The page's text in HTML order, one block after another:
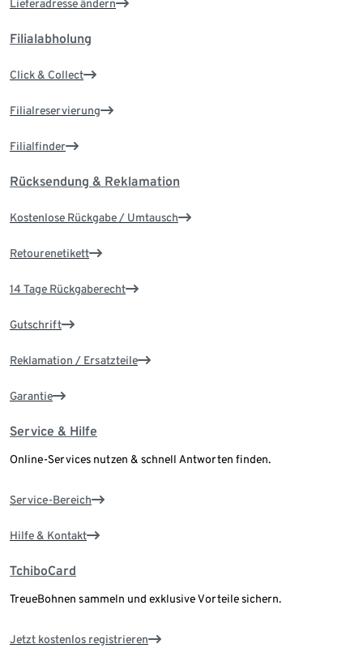
Lieferadresse ändern
Filialabholung
Click & Collect
Filialreservierung
Filialfinder
Rücksendung & Reklamation
Kostenlose Rückgabe / Umtausch
Retourenetikett
14 Tage Rückgaberecht
Gutschrift
Reklamation / Ersatzteile
Garantie
Service & Hilfe
Online-Services nutzen & schnell Antworten finden.
Service-Bereich
Hilfe & Kontakt
TchiboCard
TreueBohnen sammeln und exklusive Vorteile sichern.
Jetzt kostenlos registrieren